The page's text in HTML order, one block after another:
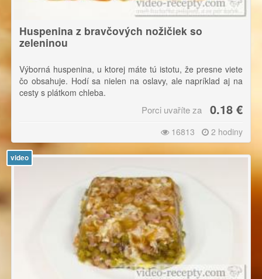
Huspenina z bravčových nožičiek so
zeleninou
Výborná huspenina, u ktorej máte tú istotu, že presne viete
čo obsahuje. Hodí sa nielen na oslavy, ale napríklad aj na
cesty s plátkom chleba.
Porci uvaříte za 0.18 €
16813 2 hodiny
video